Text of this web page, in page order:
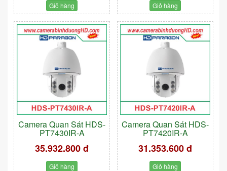
Giỏ hàng Giỏ hàng
Camera Quan Sát HDS-
PT7430IR-A
35.932.800 đ
Giỏ hàng
Camera Quan Sát HDS-
PT7420IR-A
31.353.600 đ
Giỏ hàng